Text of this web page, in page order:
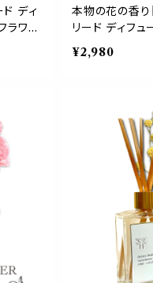
ディ
ラワー
空間
父
本物の花の香り
リード ディフ
<フラワー レソ
寝具 空間 ベッ
¥2,980